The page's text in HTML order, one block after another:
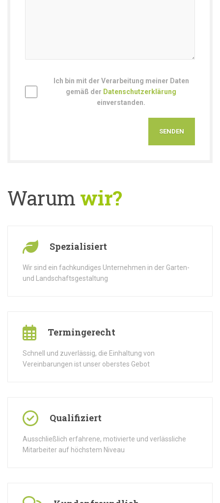
Ich bin mit der Verarbeitung meiner Daten
gemäß der Datenschutzerklärung
einverstanden.
Warum wir?
Spezialisiert
Wir sind ein fachkundiges Unternehmen in der Garten-
und Landschaftsgestaltung
Termingerecht
Schnell und zuverlässig, die Einhaltung von
Vereinbarungen ist unser oberstes Gebot
Qualifiziert
Ausschließlich erfahrene, motivierte und verlässliche
Mitarbeiter auf höchstem Niveau